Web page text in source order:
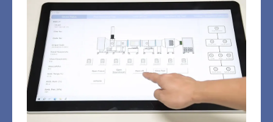
The software automatically controls the complete ISO
16890sequence,including oil aerosol,salt aerosol, IPA
conditioning
and discharged efficiency testing.